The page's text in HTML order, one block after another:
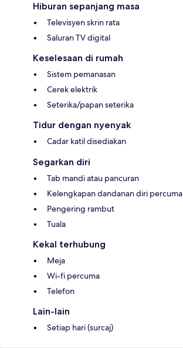
Hiburan sepanjang masa
Televisyen skrin rata
Saluran TV digital
Keselesaan di rumah
Sistem pemanasan
Cerek elektrik
Seterika/papan seterika
Tidur dengan nyenyak
Cadar katil disediakan
Segarkan diri
Tab mandi atau pancuran
Kelengkapan dandanan diri percuma
Pengering rambut
Tuala
Kekal terhubung
Meja
Wi-fi percuma
Telefon
Lain-lain
Setiap hari (surcaj)